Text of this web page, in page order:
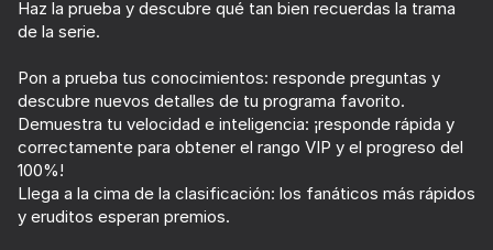
JUGAR
Age test
44
79
61
Haz la prueba y descubre qué tan bien recuerdas la trama
de la serie.
Pon a prueba tus conocimientos: responde preguntas y
descubre nuevos detalles de tu programa favorito.
Demuestra tu velocidad e inteligencia: ¡responde rápida y
correctamente para obtener el rango VIP y el progreso del
100%!
Llega a la cima de la clasificación: los fanáticos más rápidos
y eruditos esperan premios.